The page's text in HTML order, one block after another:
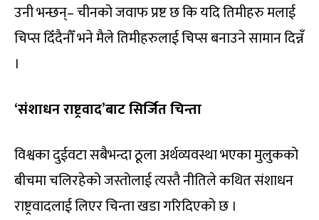
उनी भन्छन्– चीनको जवाफ प्रष्ट छ कि यदि तिमीहरु मलाई
चिप्स दिँदैनौँ भने मैले तिमीहरुलाई चिप्स बनाउने सामान दिन्नँ
।
‘संशाधन राष्ट्रवाद’बाट सिर्जित चिन्ता
विश्वका दुईवटा सबैभन्दा ठूला अर्थव्यवस्था भएका मुलुकको
बीचमा चलिरहेको जस्तोलाई त्यस्तै नीतिले कथित संशाधन
राष्ट्रवादलाई लिएर चिन्ता खडा गरिदिएको छ ।